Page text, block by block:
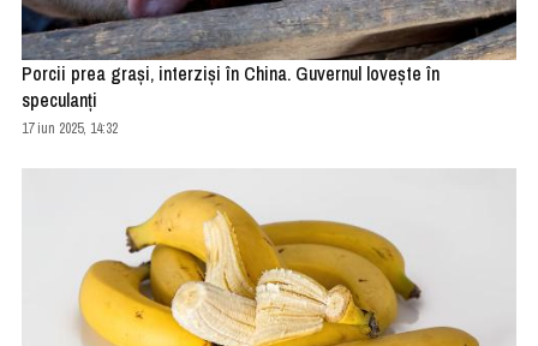
Porcii prea grași, interziși în China. Guvernul lovește în
speculanți
17 iun 2025, 14:32